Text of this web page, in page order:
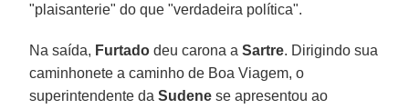
"plaisanterie" do que "verdadeira política".
Na saída, Furtado deu carona aSartre. Dirigindo sua
caminhonete a caminho de Boa Viagem, o
superintendente daSudene se apresentou ao